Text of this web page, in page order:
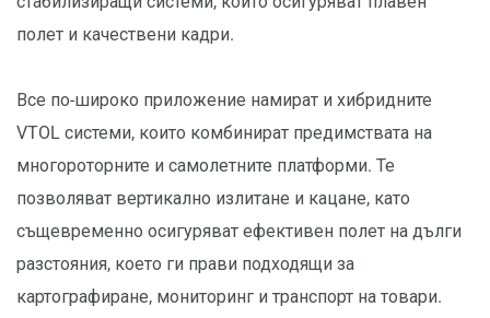
полет и качествени кадри.
Все по-широко приложение намират и хибридните
VTOL системи, които комбинират предимствата на
многороторните и самолетните платформи. Те
позволяват вертикално излитане и кацане, като
същевременно осигуряват ефективен полет на дълги
разстояния, което ги прави подходящи за
картографиране, мониторинг и транспорт на товари.